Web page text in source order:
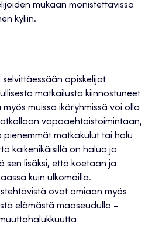
mukaan monistettavissa
kyliin.
opiskelijat
matkailusta kiinnostuneet
muissa ikäryhmissä voi olla
vapaaehtoistoimintaan,
pienemmät matkakulut tai halu
kaikenikäisillä on halua ja
sen lisäksi, että koetaan ja
kuin ulkomailla.
ovat omiaan myös
elämästä maaseudulla –